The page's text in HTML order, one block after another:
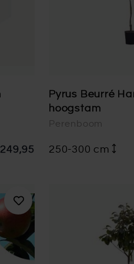
Pyrus Beurré
hoogstam
Perenboom
250-300 cm